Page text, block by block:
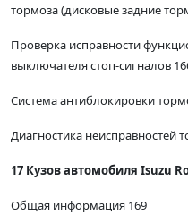
тормоза (дисковые задние
Проверка исправности
выключателя стоп-сигналов
Система антиблокировки
Диагностика неисправностей
17 Кузов автомобиля Isuzu
Общая информация 169